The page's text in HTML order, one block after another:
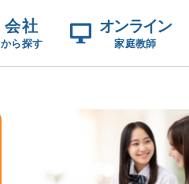
会社
から探す
オンライン
家庭教師